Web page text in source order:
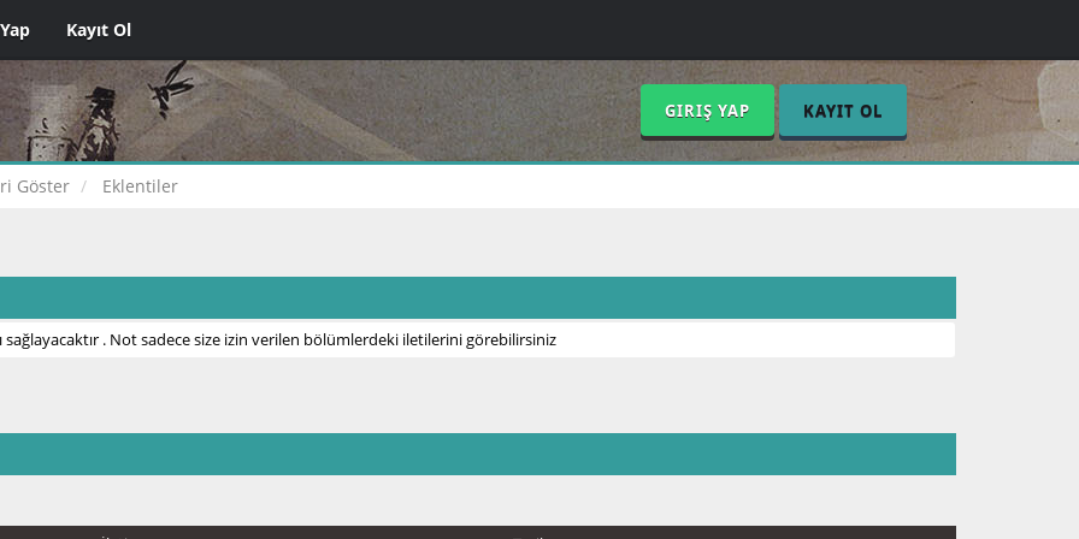
Kayıt Ol
GIRIŞ YAP KAYIT OL
Göster Eklentiler
. Not sadece size izin verilen bölümlerdeki iletilerini görebilirsiniz